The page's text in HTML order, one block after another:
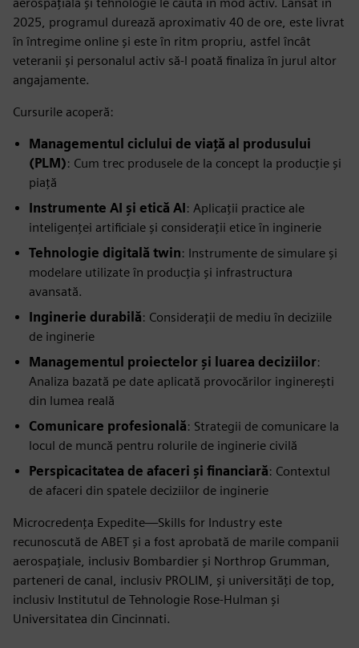
2025, programul durează aproximativ 40 de ore, este livrat
în întregime online și este în ritm propriu, astfel încât
veteranii și personalul activ să-l poată finaliza în jurul altor
angajamente.
Cursurile acoperă:
Managementul ciclului de viață al produsului
(PLM): Cum trec produsele de la concept la producție și
piață
Instrumente AI și etică AI: Aplicații practice ale
inteligenței artificiale și considerații etice în inginerie
Tehnologie digitală twin: Instrumente de simulare și
modelare utilizate în producția și infrastructura
avansată.
Inginerie durabilă: Considerații de mediu în deciziile
de inginerie
Managementul proiectelor și luarea deciziilor:
Analiza bazată pe date aplicată provocărilor inginerești
din lumea reală
Comunicare profesională: Strategii de comunicare la
locul de muncă pentru rolurile de inginerie civilă
Perspicacitatea de afaceri și financiară: Contextul
de afaceri din spatele deciziilor de inginerie
Microcredența Expedite—Skills for Industry este
recunoscută de ABET și a fost aprobată de marile companii
aerospațiale, inclusiv Bombardier și Northrop Grumman,
parteneri de canal, inclusiv PROLIM, și universități de top,
inclusiv Institutul de Tehnologie Rose-Hulman și
Universitatea din Cincinnati.